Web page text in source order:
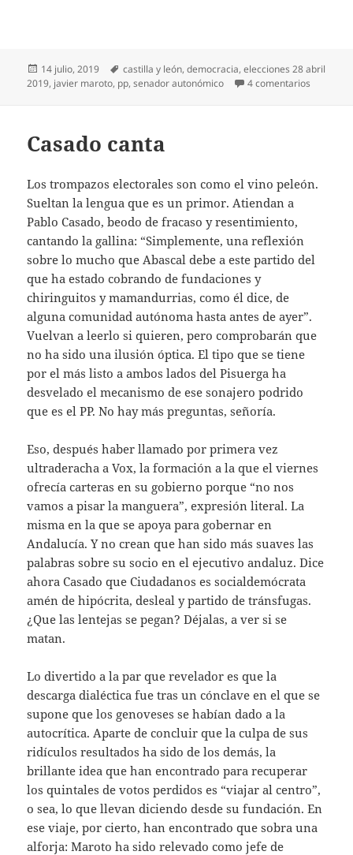
Publicado
el
14 julio, 2019 Etiquetas
castilla y león,democracia,elecciones 28 abril
2019, javier maroto, pp,senador autonómico 4 comentarios
Casado canta
Los trompazos electorales son como el vino peleón.
Sueltan la lengua que es un primor. Atiendan a
Pablo Casado, beodo de fracaso y resentimiento,
cantando la gallina: “Simplemente, una reflexión
sobre lo mucho que Abascal debe a este partido del
que ha estado cobrando de fundaciones y
chiringuitos y mamandurrias, como él dice, de
alguna comunidad autónoma hasta antes de ayer”.
Vuelvan a leerlo si quieren, pero comprobarán que
no ha sido una ilusión óptica. El tipo que se tiene
por el más listo a ambos lados del Pisuerga ha
desvelado el mecanismo de ese sonajero podrido
que es el PP. No hay más preguntas, señoría.
Eso, después haber llamado por primera vez
ultraderacha a Vox, la formación a la que el viernes
ofrecía carteras en su gobierno porque “no nos
vamos a pisar la manguera”, expresión literal. La
misma en la que se apoya para gobernar en
Andalucía. Y no crean que han sido más suaves las
palabras sobre su socio en el ejecutivo andaluz. Dice
ahora Casado que Ciudadanos es socialdemócrata
amén de hipócrita, desleal y partido de tránsfugas.
¿Que las lentejas se pegan? Déjalas, a ver si se
matan.
Lo divertido a la par que revelador es que la
descarga dialéctica fue tras un cónclave en el que se
supone que los genoveses se habían dado a la
autocrítica. Aparte de concluir que la culpa de sus
ridículos resultados ha sido de los demás, la
brillante idea que han encontrado para recuperar
los quintales de votos perdidos es “viajar al centro”,
o sea, lo que llevan diciendo desde su fundación. En
ese viaje, por cierto, han encontrado que sobra una
alforja: Maroto ha sido relevado como jefe de